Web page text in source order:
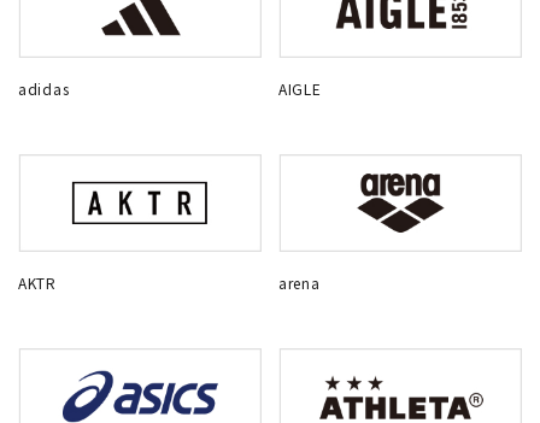
adidas AIGLE
AKTR arena